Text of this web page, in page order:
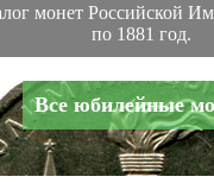
монет Российской
по 1881 год.
Все юбилейные